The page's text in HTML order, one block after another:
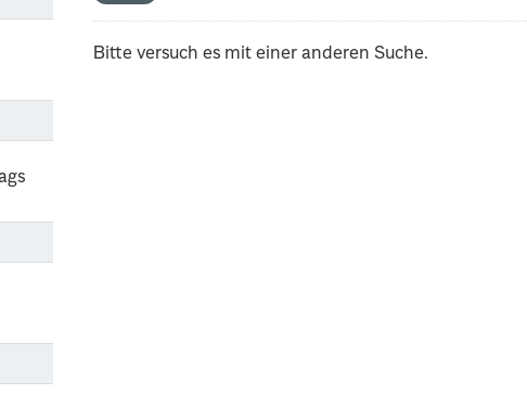
Bitte versuch es mit einer anderen Suche.